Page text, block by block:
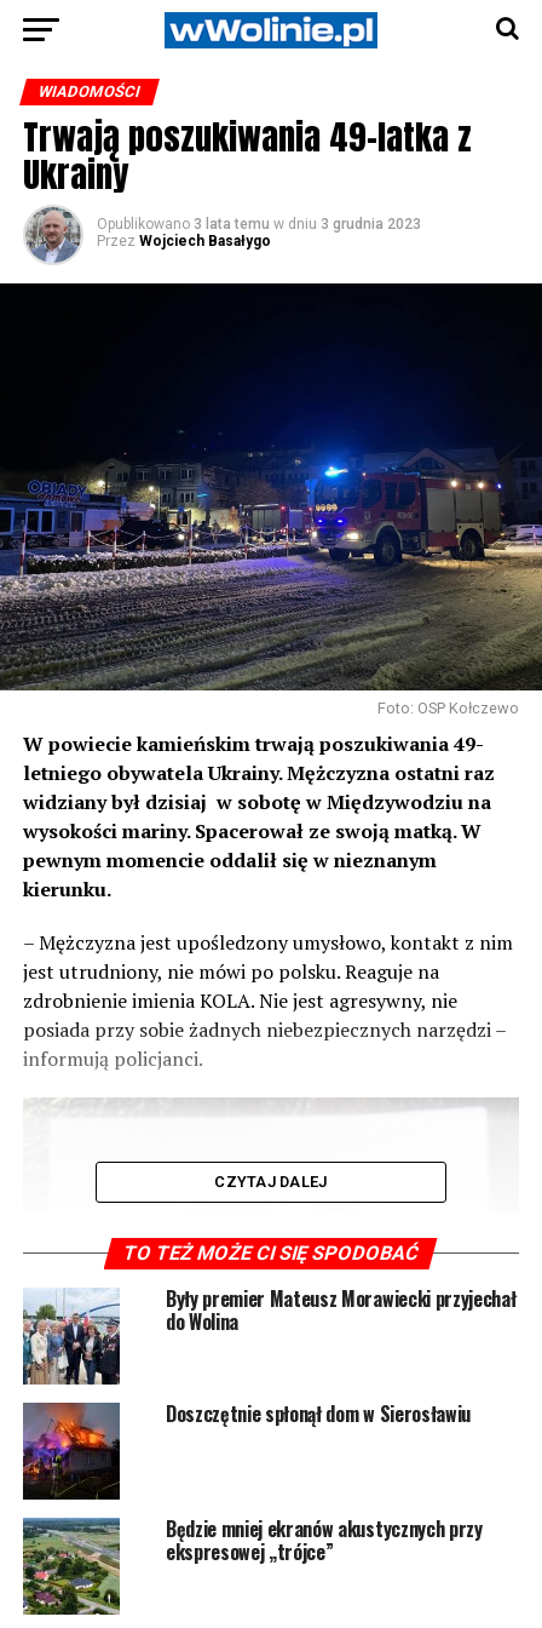
WIADOMOŚCI
Trwają poszukiwania 49-latka z
Ukrainy
Opublikowano 3 lata temu w dniu 3 grudnia 2023
Przez Wojciech Basałygo
Foto: OSP Kołczewo
W powiecie kamieńskim trwają poszukiwania 49-
letniego obywatela Ukrainy. Mężczyzna ostatni raz
widziany był dzisiaj w sobotę w Międzywodziu na
wysokości mariny. Spacerował ze swoją matką. W
pewnym momencie oddalił się w nieznanym
kierunku.
– Mężczyzna jest upośledzony umysłowo, kontakt z nim
jest utrudniony, nie mówi po polsku. Reaguje na
zdrobnienie imienia KOLA. Nie jest agresywny, nie
posiada przy sobie żadnych niebezpiecznych narzędzi –
informują policjanci.
CZYTAJ DALEJ
TO TEŻ MOŻE CI SIĘ SPODOBAĆ
Były premier Mateusz Morawiecki przyjechał
do Wolina
Doszczętnie spłonął dom w Sierosławiu
Będzie mniej ekranów akustycznych przy
ekspresowej „trójce”